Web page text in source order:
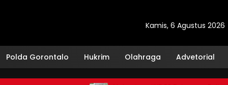
Kamis, 6 Agustus 2026
Polda Gorontalo Hukrim Olahraga Advetorial